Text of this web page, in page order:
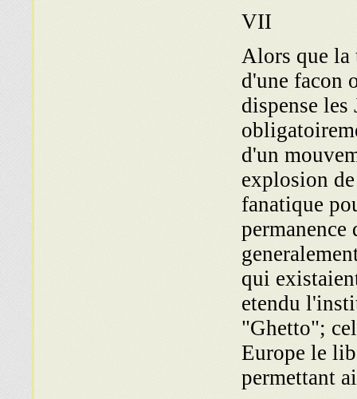
VII
Alors que la
d'une facon
dispense
d'un
explosion
fanatique
permanence
qui
etendu
"Ghetto";
Europe le
permettant